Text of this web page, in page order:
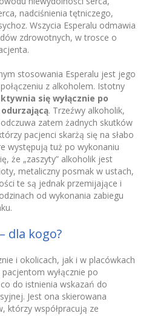
nadciśnienia tętniczego,
Wszycia Esperalu odmawia
zdrowotnych, w trosce o
stosowania Esperalu jest jego
z alkoholem. Istotny
się wyłącznie po
. Trzeźwy alkoholik,
zatem żadnych skutków
pacjenci skarżą się na słabo
występują tuż po wykonaniu
że „zaszyty” alkoholik jest
metaliczny posmak w ustach,
te są jednak przemijające i
od wykonania zabiegu
dla kogo?
i okolicach, jak i w placówkach
wyłącznie po
do istnienia wskazań do
Jest ona skierowana
którzy współpracują ze